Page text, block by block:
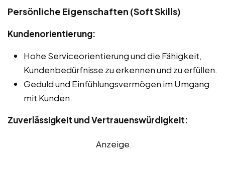
Persönliche Eigenschaften (Soft Skills)
Kundenorientierung:
Hohe Serviceorientierung und die Fähigkeit,
Kundenbedürfnisse zu erkennen und zu erfüllen.
Geduld und Einfühlungsvermögen im Umgang
mit Kunden.
Zuverlässigkeit und Vertrauenswürdigkeit:
Anzeige